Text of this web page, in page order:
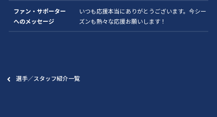
ファン・サポーター
へのメッセージ
いつも応援本当にありがとうございます。今シー
ズンも熱々な応援お願いします！
選手／スタッフ紹介一覧